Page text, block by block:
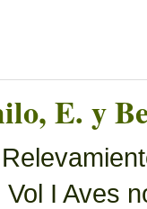
E. y
I Aves